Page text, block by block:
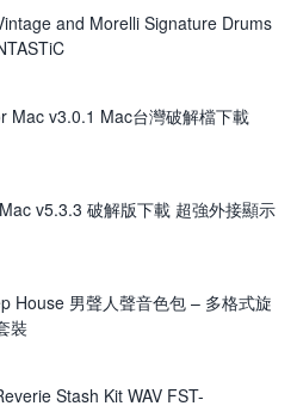
and Morelli Signature Drums
Mac v3.0.1 Mac台灣破解檔下載
v5.3.3 破解版下載 超強外接顯示
House 男聲人聲音色包 – 多格式旋
裝
Stash Kit WAV FST-